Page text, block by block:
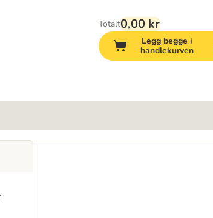
Totalt0,00 kr
Legg begge i
handlekurven